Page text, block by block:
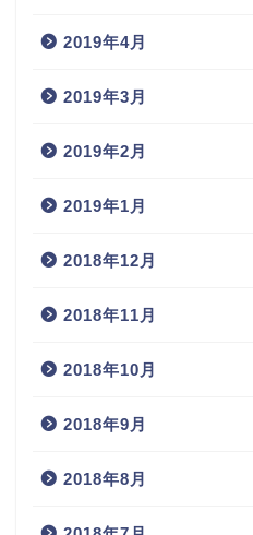
2019年4月
2019年3月
2019年2月
2019年1月
2018年12月
2018年11月
2018年10月
2018年9月
2018年8月